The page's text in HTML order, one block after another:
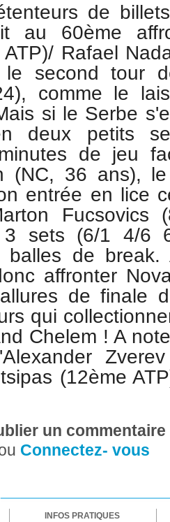
de
au 60ème
Rafael
le second tour
comme le
si le Serbe
deux petits
de jeu
(NC, 36 ans),
entrée en lice
Fucsovics
3 sets (6/1 4/6
de break.
affronter
de finale
qui
Chelem ! A
Alexander Zverev
(12ème
un
Connectez- vous
INFOS PRATIQUES